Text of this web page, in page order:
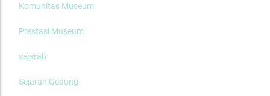
Komunitas Museum
Prestasi Museum
sejarah
Sejarah Gedung